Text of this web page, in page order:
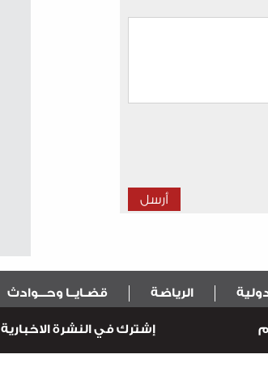
الرياضة قضـايــا وحـــوادث
إشترك في النشرة الاخبارية